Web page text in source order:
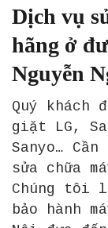
Dịch vụ
hãng ở
Nguyễn
Quý khách
giặt LG,
Sanyo…
sửa chữa
Chúng tôi
bảo hành